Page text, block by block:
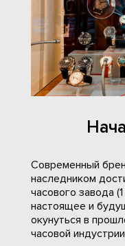
Современный
наследником
часового завода
настоящее и
окунуться в
часовой